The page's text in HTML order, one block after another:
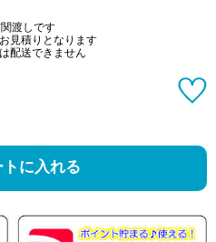
渡しです
見積りとなります
配送できません
トに入れる